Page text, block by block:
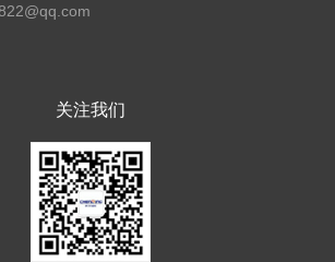
关注我们